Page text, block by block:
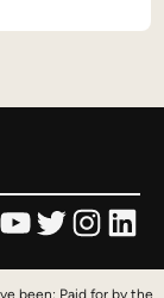
YouTube
Twitter
been: Paid for by the